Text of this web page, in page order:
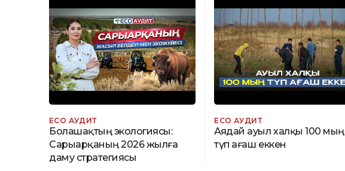
ECO АУДИТ
Болашақтың экологиясы:
Сарыарқаның 2026 жылға
даму стратегиясы
ECO АУДИТ
Аядай ауыл халқы 100 мың
түп ағаш еккен